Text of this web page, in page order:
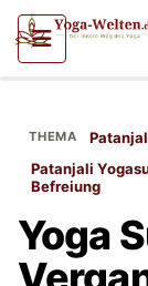
Patanjali
Befreiung
Yoga